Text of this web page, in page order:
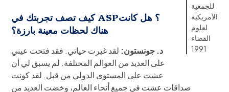
للجمعية
الأمريكية
لعلوم
الفضاء
1991
كيف تصف تجربتك في ASP؟ هل كانت
هناك لحظات معينة بارزة؟
د. جونستون: لقد غيرت حياتي. فقد فتحت عيني
على العديد من العوالم المختلفة. لم يسبق لي أن
عشت على المستوى الدولي من قبل. لقد كونت
صداقات عشت في جميع أنحاء العالم، وخضت العديد من